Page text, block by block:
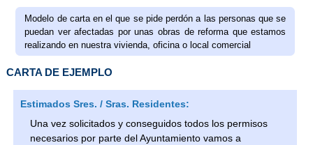
Modelo de carta en el que se pide perdón a las personas que se
puedan ver afectadas por unas obras de reforma que estamos
realizando en nuestra vivienda, oficina o local comercial
CARTA DE EJEMPLO
Estimados Sres. / Sras. Residentes:
Una vez solicitados y conseguidos todos los permisos
necesarios por parte del Ayuntamiento vamos a